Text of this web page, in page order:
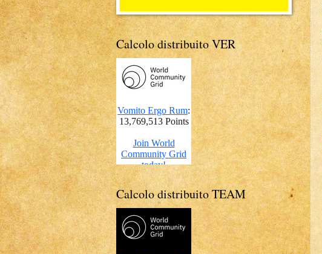
Calcolo distribuito VER
Calcolo distribuito TEAM